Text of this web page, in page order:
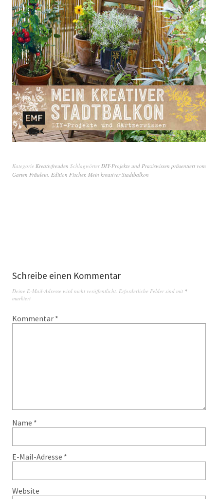
Kategorie Kreativfreuden SchlagwörterDIY-Projekte und Praxiswissen präsentiert vom
Garten Fräulein, Edition Fischer, Mein kreativer Stadtbalkon
Schreibe einen Kommentar
Deine E-Mail-Adresse wird nicht veröffentlicht. Erforderliche Felder sind mit *
markiert
Kommentar *
Name *
E-Mail-Adresse *
Website